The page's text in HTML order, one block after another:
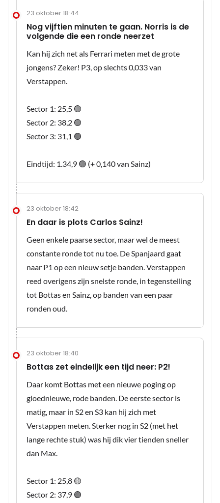
23 oktober 18:44
Nog vijftien minuten te gaan. Norris is de
volgende die een ronde neerzet
Kan hij zich net als Ferrari meten met de grote
jongens? Zeker! P3, op slechts 0,033 van
Verstappen.
Sector 1: 25,5 🟢
Sector 2: 38,2 🟢
Sector 3: 31,1 🟢
Eindtijd: 1.34,9 🟢 (+ 0,140 van Sainz)
23 oktober 18:42
En daar is plots Carlos Sainz!
Geen enkele paarse sector, maar wel de meest
constante ronde tot nu toe. De Spanjaard gaat
naar P1 op een nieuw setje banden. Verstappen
reed overigens zijn snelste ronde, in tegenstelling
tot Bottas en Sainz, op banden van een paar
ronden oud.
23 oktober 18:40
Bottas zet eindelijk een tijd neer: P2!
Daar komt Bottas met een nieuwe poging op
gloednieuwe, rode banden. De eerste sector is
matig, maar in S2 en S3 kan hij zich met
Verstappen meten. Sterker nog in S2 (met het
lange rechte stuk) was hij dik vier tienden sneller
dan Max.
Sector 1: 25,8 🟡
Sector 2: 37,9 🟣